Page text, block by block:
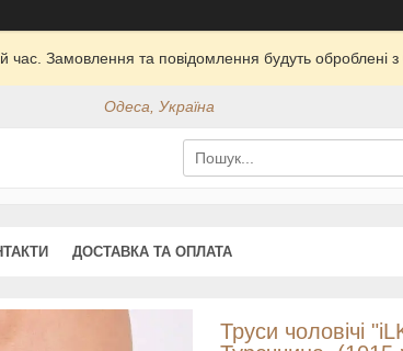
час. Замовлення та повідомлення будуть оброблені
Одеса, Україна
ДОСТАВКА ТА ОПЛАТА
Труси чоловічі